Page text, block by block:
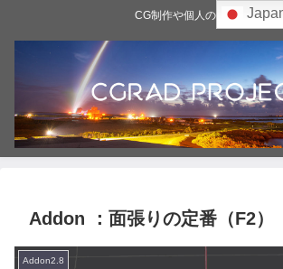
CG制作や個人の雑記ブログ
Addon ：面張りの定番（F2）
Addon2.8